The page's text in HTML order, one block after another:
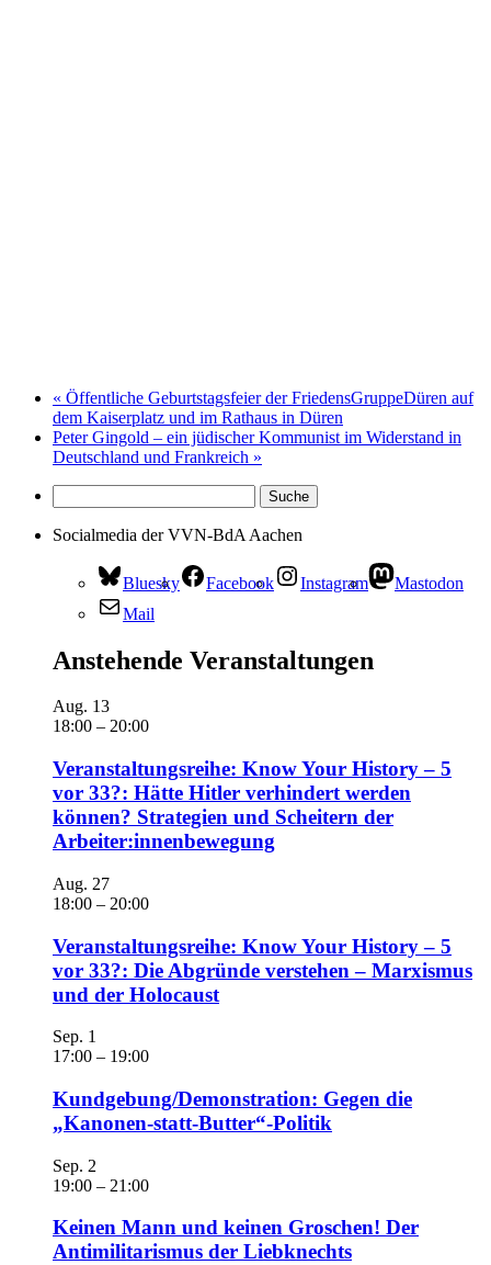
« Öffentliche Geburtstagsfeier der FriedensGruppeDüren auf
dem Kaiserplatz und im Rathaus in Düren
Peter Gingold – ein jüdischer Kommunist im Widerstand in
Deutschland und Frankreich »
Socialmedia der VVN-BdA Aachen
Bluesky Facebook Instagram
Mastodon
Mail
Anstehende Veranstaltungen
Aug. 13
18:00 – 20:00
Veranstaltungsreihe: Know Your History – 5
vor 33?: Hätte Hitler verhindert werden
können? Strategien und Scheitern der
Arbeiter:innenbewegung
Aug. 27
18:00 – 20:00
Veranstaltungsreihe: Know Your History – 5
vor 33?: Die Abgründe verstehen – Marxismus
und der Holocaust
Sep. 1
17:00 – 19:00
Kundgebung/Demonstration: Gegen die
„Kanonen-statt-Butter“-Politik
Sep. 2
19:00 – 21:00
Keinen Mann und keinen Groschen! Der
Antimilitarismus der Liebknechts